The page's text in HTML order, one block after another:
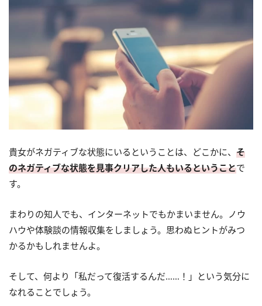
貴女がネガティブな状態にいるということは、どこかに、 そ
のネガティブな状態を見事クリアした人もいるということで
す。
まわりの知人でも、インターネットでもかまいません。ノウ
ハウや体験談の情報収集をしましょう。思わぬヒントがみつ
かるかもしれませんよ。
そして、何より「私だって復活するんだ……！」という気分に
なれることでしょう。